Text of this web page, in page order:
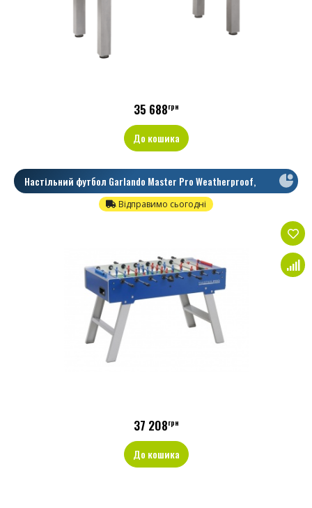
35 688грн
До кошика
Настільний футбол Garlando Master Pro Weatherproof,
Відправимо сьогодні
37 208грн
До кошика